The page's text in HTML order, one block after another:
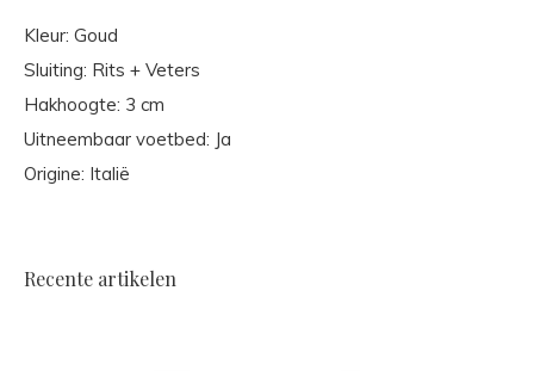
Kleur: Goud
Sluiting: Rits + Veters
Hakhoogte: 3 cm
Uitneembaar voetbed: Ja
Origine: Italië
Recente artikelen